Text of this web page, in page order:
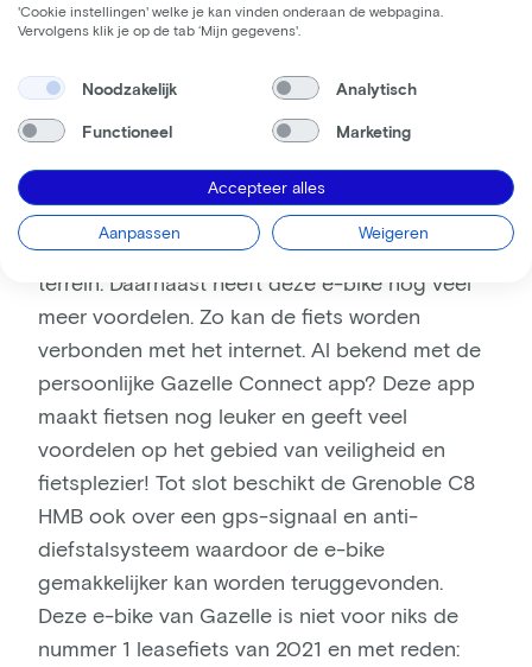
Het is eigenlijk geen toeval meer dat zowel
Gazelle Grenoble C8 HMB wordt gezien als
een alleskunner. Deze e-bike van Gazelle is
ideaal voor zowel het dagelijkse tochtje naar
de supermarkt als de lange afstanden. De
middenmoter kent een moeiteloze
ondersteuning op zowel vlak als heuvelachtig
terrein. Daarnaast heeft deze e-bike nog veel
meer voordelen. Zo kan de fiets worden
verbonden met het internet. Al bekend met de
persoonlijke Gazelle Connect app? Deze app
maakt fietsen nog leuker en geeft veel
voordelen op het gebied van veiligheid en
fietsplezier! Tot slot beschikt de Grenoble C8
HMB ook over een gps-signaal en anti-
diefstalsysteem waardoor de e-bike
gemakkelijker kan worden teruggevonden.
Deze e-bike van Gazelle is niet voor niks de
nummer 1 leasefiets van 2021 en met reden:
'Cookie instellingen' welke je kan vinden onderaan de webpagina.
Vervolgens klik je op de tab ‘Mijn gegevens'.
Noodzakelijk Analytisch
Functioneel Marketing
Accepteer alles
Aanpassen Weigeren